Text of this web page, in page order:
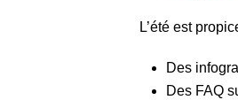
L’été est
Des
Des FAQ